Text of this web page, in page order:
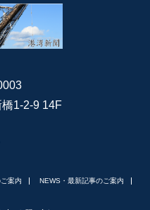
1-2-9 14F
案内 NEWS・最新記事のご案内